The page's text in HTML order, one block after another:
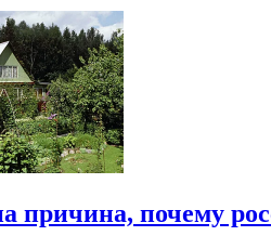
причина, почему